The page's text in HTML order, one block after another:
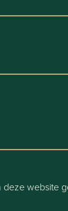
deze website